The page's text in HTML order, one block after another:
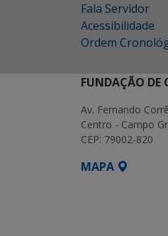
Fala Servidor
Acessibilidade
Ordem
FUNDAÇÃO DE
Av. Fernando
Centro - Campo
CEP: 79002-820
MAPA